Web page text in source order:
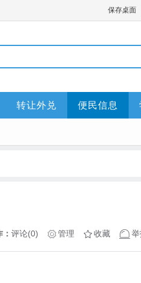
保存桌面
转让外兑 便民信息
评论(0) 管理 收藏